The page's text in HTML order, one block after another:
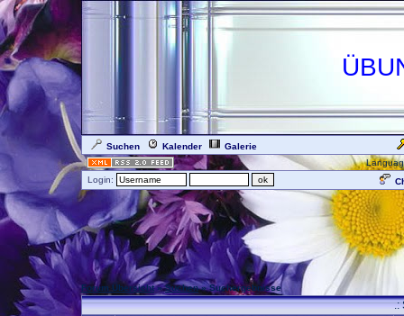
Suchen Kalender
Galerie
Login:
Forum Übersicht»Suchen» Suchergebnisse
.: